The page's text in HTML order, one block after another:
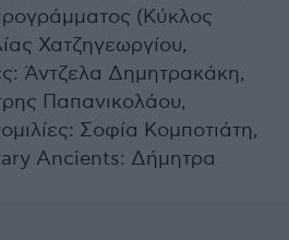
(Κύκλος
Χατζηγεωργίου,
Άντζελα Δημητρακάκη,
Παπανικολάου,
Σοφία Κομποτιάτη,
Ancients: Δήμητρα